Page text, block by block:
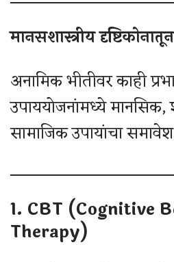
मानसशास्त्रीय
अनामिक भीतीवर काही
उपाययोजनांमध्ये मानसिक,
सामाजिक उपायांचा
1. CBT (Cognitive
Therapy)